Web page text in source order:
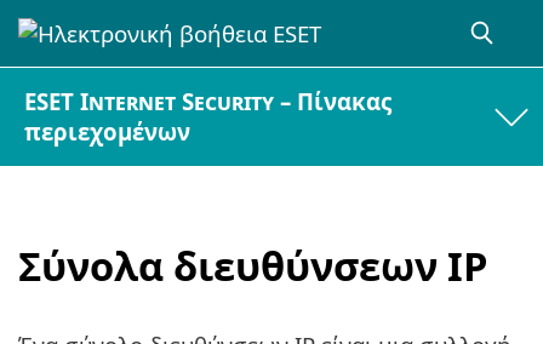
ESET Internet Security – Πίνακας
περιεχομένων
Σύνολα διευθύνσεων IP